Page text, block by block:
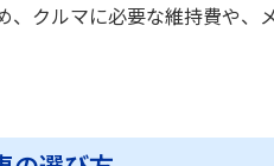
クルマに必要な維持費や、